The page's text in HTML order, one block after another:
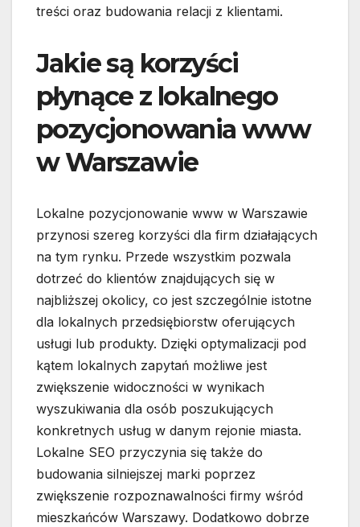
treści oraz budowania relacji z klientami.
Jakie są korzyści
płynące z lokalnego
pozycjonowania www
w Warszawie
Lokalne pozycjonowanie www w Warszawie
przynosi szereg korzyści dla firm działających
na tym rynku. Przede wszystkim pozwala
dotrzeć do klientów znajdujących się w
najbliższej okolicy, co jest szczególnie istotne
dla lokalnych przedsiębiorstw oferujących
usługi lub produkty. Dzięki optymalizacji pod
kątem lokalnych zapytań możliwe jest
zwiększenie widoczności w wynikach
wyszukiwania dla osób poszukujących
konkretnych usług w danym rejonie miasta.
Lokalne SEO przyczynia się także do
budowania silniejszej marki poprzez
zwiększenie rozpoznawalności firmy wśród
mieszkańców Warszawy. Dodatkowo dobrze